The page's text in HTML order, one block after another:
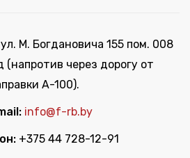
М. Богдановича 155 пом. 008
(напротив через дорогу от
А-100).
info@f-rb.by
+375 44 728-12-91